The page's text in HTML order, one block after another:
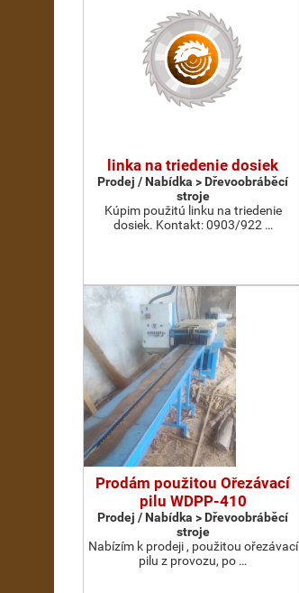
linka na triedenie dosiek
Prodej / Nabídka > Dřevoobráběcí
stroje
Kúpim použitú linku na triedenie
dosiek. Kontakt: 0903/922 …
Prodám použitou Ořezávací
pilu WDPP-410
Prodej / Nabídka > Dřevoobráběcí
stroje
Nabízím k prodeji , použitou ořezávací
pilu z provozu, po …